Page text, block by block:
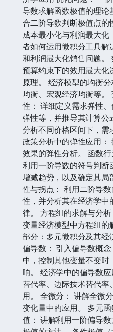
导数求解函数极值的理论
合二阶导数判断极值点的
成本最小化与利润最大
者如何运用微积分工具解
和利润最大化销售问题。
预算约束下的效用最大化
原理。 经济模型的均衡
均衡、宏观经济均衡等。
性： 详细定义需求弹性
弹性等，并推导其计算公
分析不同价格区间下，需
政策分析中的弹性应用：
效果的弹性分析。 函数
利用一阶导数的符号判断
增减趋势，以及确定其局
性与拐点： 利用二阶导
性，并分析其在经济学中
律。 方程组的求解与分
变量经济模型中方程组的
部分：多元微积分及其经
偏导数： 引入偏导数概
中，控制其他变量不变
响。 经济学中的偏导数
替代率、边际技术替代
用。 全微分： 讲解全微
变化量中的应用。 多元
值： 讲解利用一阶偏导